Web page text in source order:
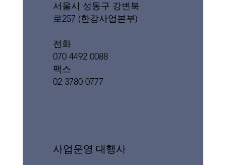
서울시 성동구 강변북
로257 (한강사업본부)
전화
070 4492 0088
팩스
02 3780 0777
​사업운영 대행사